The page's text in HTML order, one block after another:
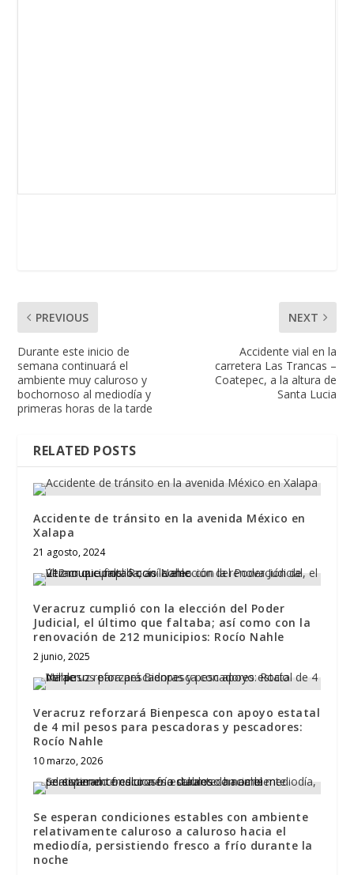
PREVIOUS
Durante este inicio de
semana continuará el
ambiente muy caluroso y
bochornoso al mediodía y
primeras horas de la tarde
NEXT
Accidente vial en la
carretera Las Trancas –
Coatepec, a la altura de
Santa Lucia
RELATED POSTS
Accidente de tránsito en la avenida México en
Xalapa
21 agosto, 2024
Veracruz cumplió con la elección del Poder
Judicial, el último que faltaba; así como con la
renovación de 212 municipios: Rocío Nahle
2 junio, 2025
Veracruz reforzará Bienpesca con apoyo estatal
de 4 mil pesos para pescadoras y pescadores:
Rocío Nahle
10 marzo, 2026
Se esperan condiciones estables con ambiente
relativamente caluroso a caluroso hacia el
mediodía, persistiendo fresco a frío durante la
noche